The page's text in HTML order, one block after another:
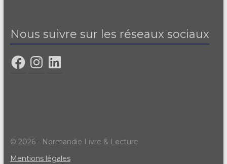
Nous suivre sur les réseaux sociaux
© 2026 - Normandie Livre & Lecture
Mentions légales